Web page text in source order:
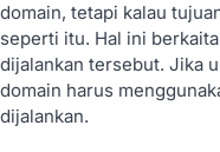
domain, tetapi kalau
seperti itu. Hal ini
dijalankan tersebut. Jika
domain harus
dijalankan.